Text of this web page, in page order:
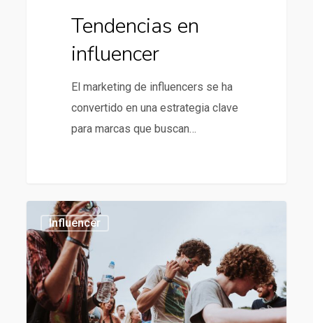
Tendencias en
influencer
El marketing de influencers se ha
convertido en una estrategia clave
para marcas que buscan…
Tendencias
en
influencer
marketing
para
2025
Influencer